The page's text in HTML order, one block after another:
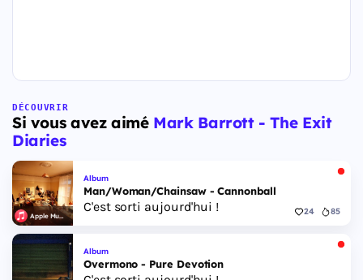
DÉCOUVRIR
Si vous avez aimé Mark Barrott - The Exit
Diaries
Apple Music
Album
Man/Woman/Chainsaw - Cannonball
C'est sorti aujourd'hui ! 24 85
Album
Overmono - Pure Devotion